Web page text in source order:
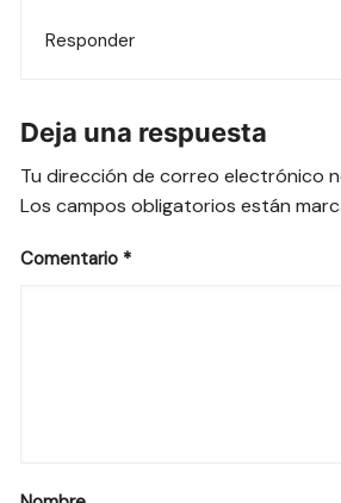
Responder
Deja una respuesta
Tu dirección de correo electrónico
Los campos obligatorios están
Comentario *